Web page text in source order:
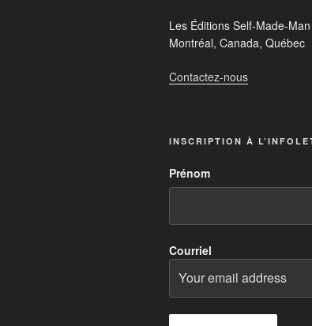
Les Éditions Self-Made-Man
Montréal, Canada, Québec
Contactez-nous
INSCRIPTION À
Prénom
Courriel